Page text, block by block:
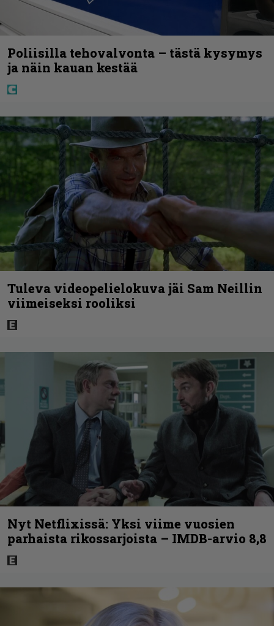
Poliisilla tehovalvonta – tästä kysymys
ja näin kauan kestää
Tuleva videopelielokuva jäi Sam Neillin
viimeiseksi rooliksi
Nyt Netflixissä: Yksi viime vuosien
parhaista rikossarjoista – IMDB-arvio 8,8